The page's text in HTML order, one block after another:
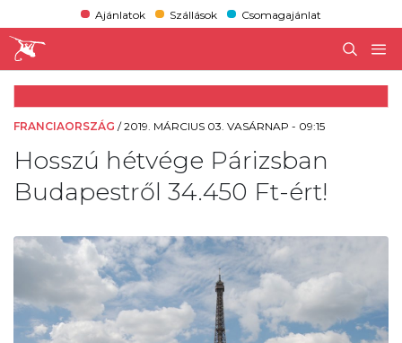
Ajánlatok Szállások Csomagajánlat
FRANCIAORSZÁG /2019. MÁRCIUS 03. VASÁRNAP - 09:15
Hosszú hétvége Párizsban
Budapestről 34.450 Ft-ért!